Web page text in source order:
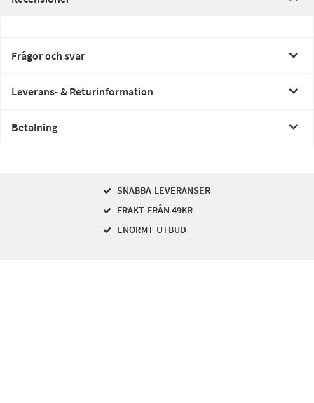
Frågor och svar
Leverans- & Returinformation
Betalning
SNABBA LEVERANSER
FRAKT FRÅN 49KR
ENORMT UTBUD